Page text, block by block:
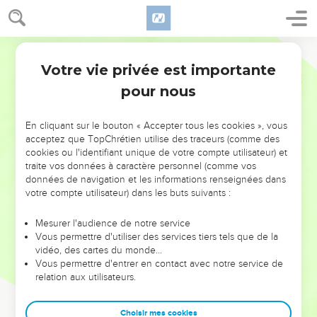
NE MANQUEZ PAS L’ÉVÉNEMENT
DE L’ANNÉE !
ET SI LEURS ERREURS POUVAIENT VOUS ÉVITER LES
VOTRES ?
leur foi ou leur vision. Mais on voit moins les doutes, les erreurs
et les saisons difficiles qu'ils ont traversés, alors même que ce
sont elles qui les ont façonnés.
Dans cette conférence, leaders, entrepreneurs, et responsables
clés pour avancer avec plus de sagesse afin que leurs erreurs
Votre vie privée est importante
pour nous
En cliquant sur le bouton « Accepter tous les cookies », vous
acceptez que TopChrétien utilise des traceurs (comme des
cookies ou l'identifiant unique de votre compte utilisateur) et
traite vos données à caractère personnel (comme vos
données de navigation et les informations renseignées dans
votre compte utilisateur) dans les buts suivants :
Mesurer l'audience de notre service
Vous permettre d'utiliser des services tiers tels que de la
vidéo, des cartes du monde…
Vous permettre d'entrer en contact avec notre service de
relation aux utilisateurs.
Choisir mes cookies